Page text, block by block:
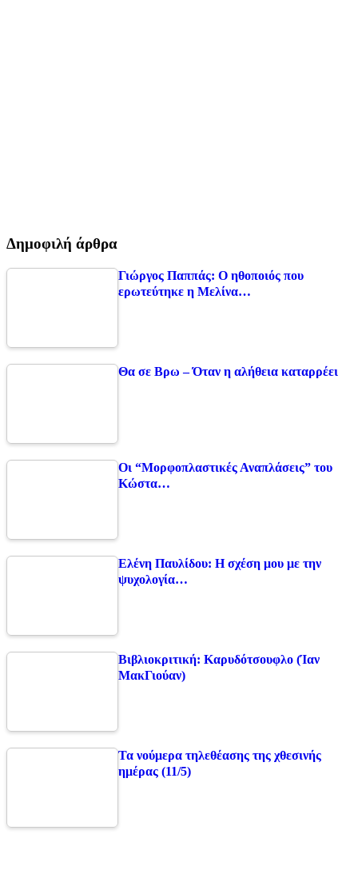
Δημοφιλή άρθρα
Γιώργος Παππάς: Ο ηθοποιός που
ερωτεύτηκε η Μελίνα…
Θα σε Βρω – Όταν η αλήθεια καταρρέει
Οι “Μορφοπλαστικές Αναπλάσεις” του
Κώστα…
Ελένη Παυλίδου: Η σχέση μου με την
ψυχολογία…
Βιβλιοκριτική: Καρυδότσουφλο (Ίαν
ΜακΓιούαν)
Τα νούμερα τηλεθέασης της χθεσινής
ημέρας (11/5)